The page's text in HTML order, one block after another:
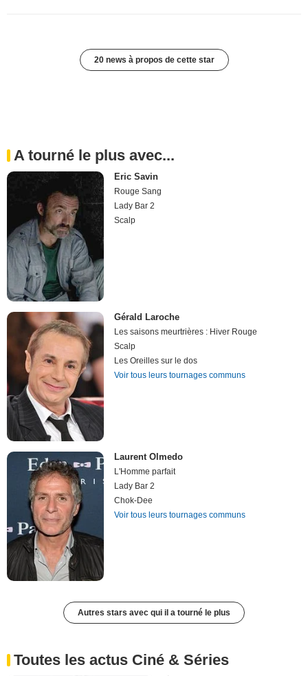
20 news à propos de cette star
A tourné le plus avec...
Eric Savin
Rouge Sang
Lady Bar 2
Scalp
Gérald Laroche
Les saisons meurtrières : Hiver Rouge
Scalp
Les Oreilles sur le dos
Voir tous leurs tournages communs
Laurent Olmedo
L'Homme parfait
Lady Bar 2
Chok-Dee
Voir tous leurs tournages communs
Autres stars avec qui il a tourné le plus
Toutes les actus Ciné & Séries